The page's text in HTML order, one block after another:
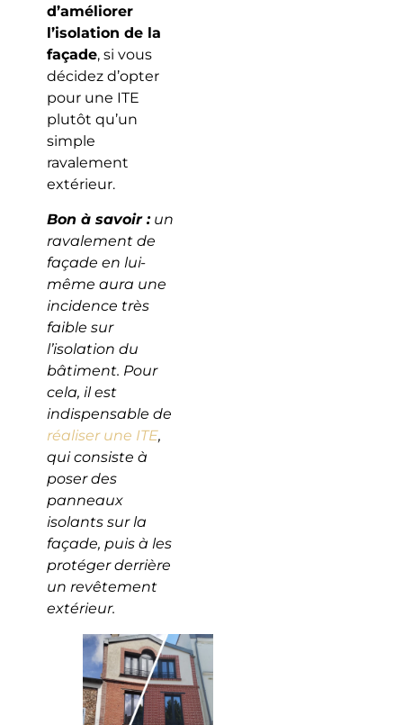
d’améliorer
l’isolation de la
façade, si vous
décidez d’opter
pour une ITE
plutôt qu’un
simple
ravalement
extérieur.
Bon à savoir :un
ravalement de
façade en lui-
même aura une
incidence très
faible sur
l’isolation du
bâtiment. Pour
cela, il est
indispensable de
réaliser une ITE,
qui consiste à
poser des
panneaux
isolants sur la
façade, puis à les
protéger derrière
un revêtement
extérieur.